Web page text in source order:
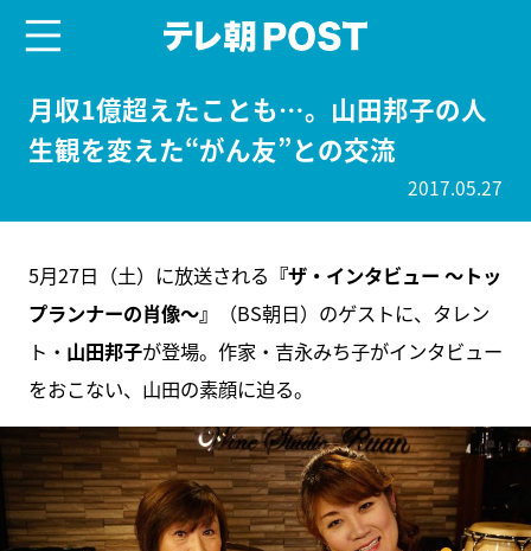
月収1億超えたことも…。山田邦子の人
生観を変えた“がん友”との交流
2017.05.27
5月27日（土）に放送される 『ザ・インタビュー ～トッ
プランナーの肖像～』
（BS朝日）のゲストに、タレン
ト・ 山田邦子が登場。作家・吉永みち子がインタビュー
をおこない、山田の素顔に迫る。